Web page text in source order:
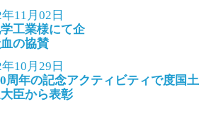
11月02日
工業様にて企
の協賛
10月29日
周年の記念アクティビティで度国土
臣から表彰